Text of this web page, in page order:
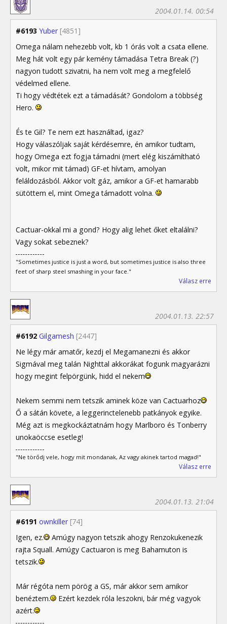
#6193 Yuber [4851]
2004.01.14. 00:54
Omega nálam nehezebb volt, kb 1 órás volt a csata ellene.
Meg hát volt egy pár kemény támadása Tetra Break (?)
nagyon tudott szivatni, ha nem volt meg a megfelelő
védelmed ellene.
Ti hogy védtétek ezt a támadását? Gondolom a többség
Hero.
És te Gil? Te nem ezt használtad, igaz?
Hogy válaszóljak saját kérdésemre, én amikor tudtam,
hogy Omega ezt fogja támadni (mert elég kiszámítható
volt, mikor mit támad) GF-et hívtam, amolyan
feláldozásból. Akkor volt gáz, amikor a GF-et hamarabb
sütöttem el, mint Omega támadott volna.
Cactuar-okkal mi a gond? Hogy alig lehet őket eltalálni?
Vagy sokat sebeznek?
"Sometimes justice is just a word, but sometimes justice is also three
feet of sharp steel smashing in your face."
Válasz erre
#6192 Gilgamesh [2447]
2004.01.13. 22:57
Ne légy már amatőr, kezdj el Megamanezni és akkor
Sigmával meg talán Nighttal akkorákat fogunk magyarázni
hogy megint felpörgünk, hidd el nekem
Nekem semmi nem tetszik aminek köze van Cactuarhoz
Ő a sátán követe, a leggerinctelenebb patkányok egyike.
Még azt is megkockáztatnám hogy Marlboro és Tonberry
unokaöccse esetleg!
"Ne törődj vele, hogy mit mondanak, Az vagy akinek tartod magad!"
Válasz erre
#6191 ownkiller [74]
2004.01.13. 21:04
Igen, ez.
Amúgy nagyon tetszik ahogy Renzokukenezik
rajta Squall. Amúgy Cactuaron is meg Bahamuton is
tetszik.
Már régóta nem pörög a GS, már akkor sem amikor
benéztem.
Ezért kezdek róla leszokni, bár még vagyok
azért.